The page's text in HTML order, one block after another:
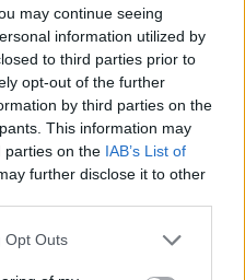
may continue seeing
information utilized by
to third parties prior to
opt-out of the further
by third parties on the
This information may
parties on the IAB’s List of
further disclose it to other
Opt Outs
nuotraukų (2)